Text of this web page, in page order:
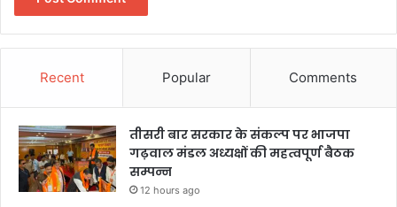
Recent Popular Comments
तीसरी बार सरकार के संकल्प पर भाजपा
गढ़वाल मंडल अध्यक्षों की महत्वपूर्ण बैठक
सम्पन्न
12 hours ago